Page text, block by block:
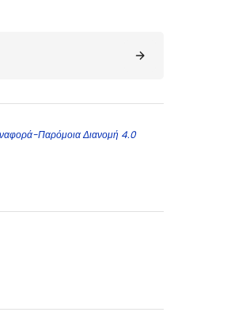
Παρόμοια Διανομή 4.0